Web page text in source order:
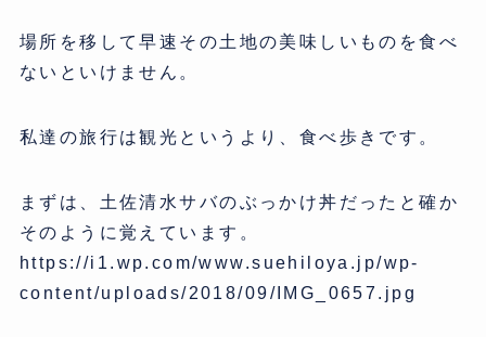
場所を移して早速その土地の美味しいものを食べ
ないといけません。
私達の旅行は観光というより、食べ歩きです。
まずは、土佐清水サバのぶっかけ丼だったと確か
そのように覚えています。
https://i1.wp.com/www.suehiloya.jp/wp-
content/uploads/2018/09/IMG_0657.jpg